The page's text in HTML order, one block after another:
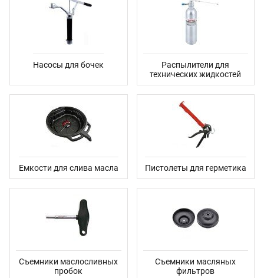
Насосы для бочек
Распылители для
технических жидкостей
Емкости для слива масла Пистолеты для герметика
Съемники маслосливных
пробок
Съемники масляных
фильтров